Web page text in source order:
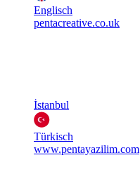
Englisch
pentacreative.co.uk
İstanbul
Türkisch
www.pentayazilim.com